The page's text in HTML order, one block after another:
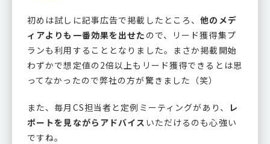
初めは試しに記事広告で掲載したところ、他のメデ
ィアよりも一番効果を出せた ので、リード獲得集プ
ランも利用することとなりました。まさか掲載開始
わずかで想定値の2倍以上もリード獲得できるとは思
ってなかったので弊社の方が驚きました（笑）
また、毎月CS担当者と定例ミーティングがあり、
レ
ポートを見ながらアドバイス いただけるのも心強い
ですね。